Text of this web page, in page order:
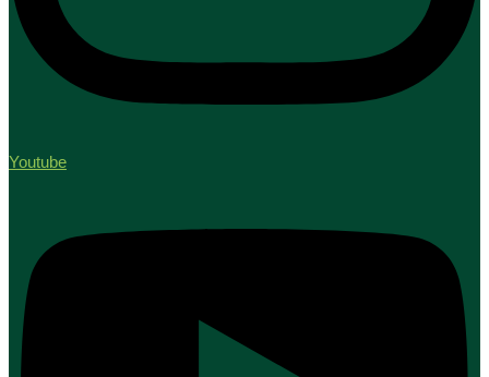
Youtube